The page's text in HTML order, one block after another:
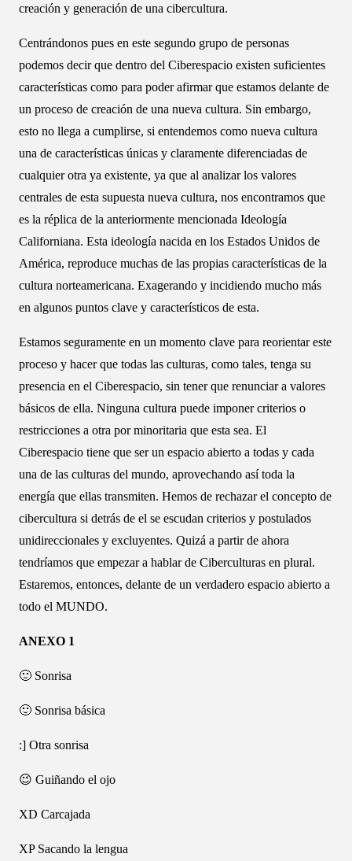
creación y generación de una cibercultura.
Centrándonos pues en este segundo grupo de personas
podemos decir que dentro del Ciberespacio existen suficientes
características como para poder afirmar que estamos delante de
un proceso de creación de una nueva cultura. Sin embargo,
esto no llega a cumplirse, si entendemos como nueva cultura
una de características únicas y claramente diferenciadas de
cualquier otra ya existente, ya que al analizar los valores
centrales de esta supuesta nueva cultura, nos encontramos que
es la réplica de la anteriormente mencionada Ideología
Californiana. Esta ideología nacida en los Estados Unidos de
América, reproduce muchas de las propias características de la
cultura norteamericana. Exagerando y incidiendo mucho más
en algunos puntos clave y característicos de esta.
Estamos seguramente en un momento clave para reorientar este
proceso y hacer que todas las culturas, como tales, tenga su
presencia en el Ciberespacio, sin tener que renunciar a valores
básicos de ella. Ninguna cultura puede imponer criterios o
restricciones a otra por minoritaria que esta sea. El
Ciberespacio tiene que ser un espacio abierto a todas y cada
una de las culturas del mundo, aprovechando así toda la
energía que ellas transmiten. Hemos de rechazar el concepto de
cibercultura si detrás de el se escudan criterios y postulados
unidireccionales y excluyentes. Quizá a partir de ahora
tendríamos que empezar a hablar de Ciberculturas en plural.
Estaremos, entonces, delante de un verdadero espacio abierto a
todo el MUNDO.
ANEXO 1
🙂 Sonrisa
🙂 Sonrisa básica
:] Otra sonrisa
😉 Guiñando el ojo
XD Carcajada
XP Sacando la lengua